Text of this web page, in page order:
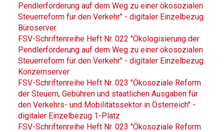
Pendlerförderung auf dem Weg zu einer ökosozialen
Steuerreform für den Verkehr" - digitaler Einzelbezug
Büroserver
FSV-Schriftenreihe Heft Nr. 022 "Ökologisierung der
Pendlerförderung auf dem Weg zu einer ökosozialen
Steuerreform für den Verkehr" - digitaler Einzelbezug
Konzernserver
FSV-Schriftenreihe Heft Nr. 023 "Ökosoziale Reform
der Steuern, Gebühren und staatlichen Ausgaben für
den Verkehrs- und Mobilitätssektor in Österreich" -
digitaler Einzelbezug 1-Platz
FSV-Schriftenreihe Heft Nr. 023 "Ökosoziale Reform